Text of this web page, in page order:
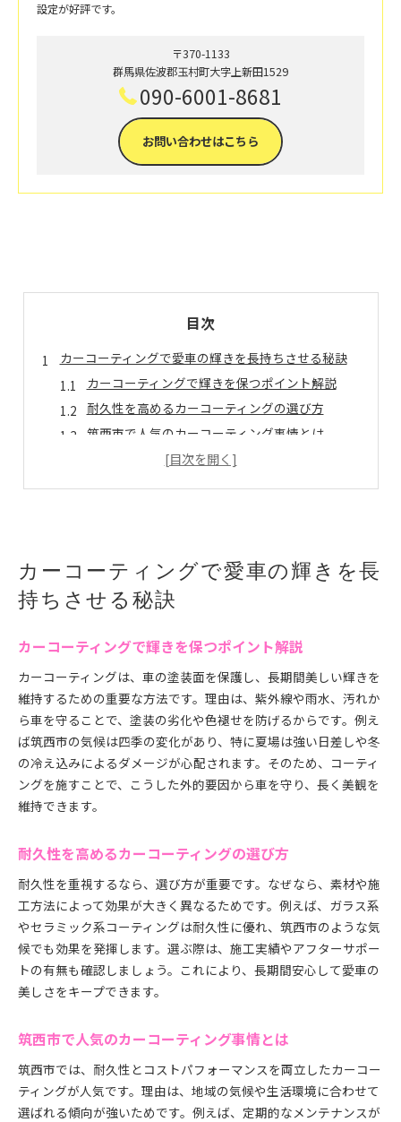
設定が好評です。
〒370-1133
群馬県佐波郡玉村町大字上新田1529
090-6001-8681
お問い合わせはこちら
目次
カーコーティングで愛車の輝きを長持ちさせる秘訣
カーコーティングで輝きを保つポイント解説
耐久性を高めるカーコーティングの選び方
筑西市で人気のカーコーティング事情とは
外的ダメージから守るカーコーティングの実力
耐久性で選ぶカーコーティングの基準を解説
ガラス系とセラミック系の比較ポイント
茨城県でおすすめされるコーティング種類
人気のカーコーティング剤と耐久性の違い
施工後の満足度を左右する選択のポイント
茨城県筑西市で注目のカーコーティング事情を解説
筑西市のカーコーティング事情と最新動向
地域で選ばれるコーティングサービスの特長
口コミで評判のカーコーティングを徹底分析
茨城県で信頼できる施工店の選び方とは
カーコーティング選びに役立つ地域情報
コーティングの耐久性比較で失敗しない選び方
耐久性で比較するカーコーティングのポイント
価格と耐久性を両立する選び方のコツ
施工実績に基づくカーコーティングの比較
長持ち重視のカーコーティングは何が違う？
後悔しないカーコーティングの比較方法
車の美観維持に欠かせないコーティングの効果とは
カーコーティングで美観維持できる理由とは
紫外線や水垢対策に強いコーティング効果
カーコーティングで愛車の輝きを長
持ちさせる秘訣
カーコーティングで輝きを保つポイント解説
カーコーティングは、車の塗装面を保護し、長期間美しい輝きを
維持するための重要な方法です。理由は、紫外線や雨水、汚れか
ら車を守ることで、塗装の劣化や色褪せを防げるからです。例え
ば筑西市の気候は四季の変化があり、特に夏場は強い日差しや冬
の冷え込みによるダメージが心配されます。そのため、コーティ
ングを施すことで、こうした外的要因から車を守り、長く美観を
維持できます。
耐久性を高めるカーコーティングの選び方
耐久性を重視するなら、選び方が重要です。なぜなら、素材や施
工方法によって効果が大きく異なるためです。例えば、ガラス系
やセラミック系コーティングは耐久性に優れ、筑西市のような気
候でも効果を発揮します。選ぶ際は、施工実績やアフターサポー
トの有無も確認しましょう。これにより、長期間安心して愛車の
美しさをキープできます。
筑西市で人気のカーコーティング事情とは
筑西市では、耐久性とコストパフォーマンスを両立したカーコー
ティングが人気です。理由は、地域の気候や生活環境に合わせて
選ばれる傾向が強いためです。例えば、定期的なメンテナンスが